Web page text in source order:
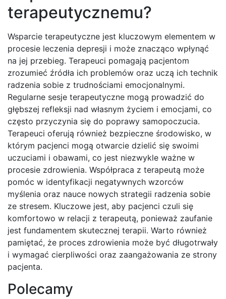
terapeutycznemu?
Wsparcie terapeutyczne jest kluczowym elementem w
procesie leczenia depresji i może znacząco wpłynąć
na jej przebieg. Terapeuci pomagają pacjentom
zrozumieć źródła ich problemów oraz uczą ich technik
radzenia sobie z trudnościami emocjonalnymi.
Regularne sesje terapeutyczne mogą prowadzić do
głębszej refleksji nad własnym życiem i emocjami, co
często przyczynia się do poprawy samopoczucia.
Terapeuci oferują również bezpieczne środowisko, w
którym pacjenci mogą otwarcie dzielić się swoimi
uczuciami i obawami, co jest niezwykle ważne w
procesie zdrowienia. Współpraca z terapeutą może
pomóc w identyfikacji negatywnych wzorców
myślenia oraz nauce nowych strategii radzenia sobie
ze stresem. Kluczowe jest, aby pacjenci czuli się
komfortowo w relacji z terapeutą, ponieważ zaufanie
jest fundamentem skutecznej terapii. Warto również
pamiętać, że proces zdrowienia może być długotrwały
i wymagać cierpliwości oraz zaangażowania ze strony
pacjenta.
Polecamy